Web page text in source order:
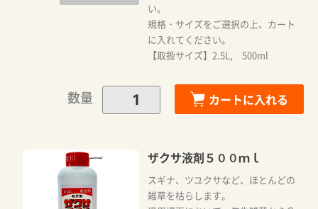
い。
規格・サイズをご選択の上、カート
に入れてください。
【取扱サイズ】2.5L, 500ml
数量 カートに入れる
ザクサ液剤５００ｍｌ
スギナ、ツユクサなど、ほとんどの
雑草を枯らします。